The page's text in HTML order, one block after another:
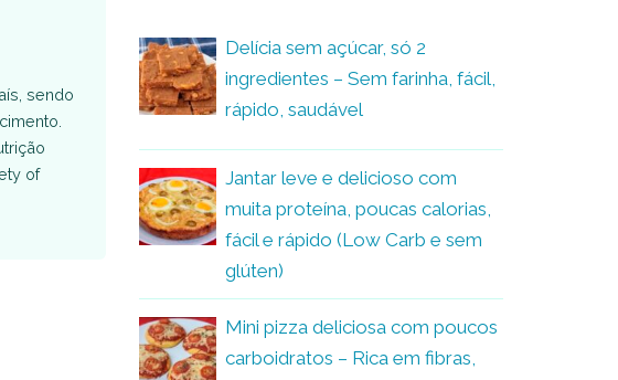
sendo
of
Delícia sem açúcar, só 2
ingredientes – Sem farinha, fácil,
rápido, saudável
Jantar leve e delicioso com
muita proteína, poucas calorias,
fácil e rápido (Low Carb e sem
glúten)
Mini pizza deliciosa com poucos
carboidratos – Rica em fibras,